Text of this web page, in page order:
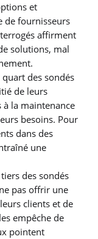
et
de fournisseurs
affirment
solutions, mal
quart des sondés
de leurs
la maintenance
besoins. Pour
dans des
une
tiers des sondés
pas offrir une
clients et de
empêche de
pointent